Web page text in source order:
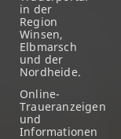
in der
Region
Winsen,
Elbmarsch
und der
Nordheide.
Online-
Traueranzeigen
und
Informationen